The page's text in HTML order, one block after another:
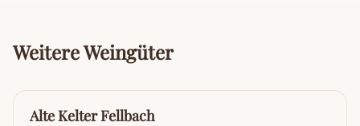
WeitereWeingüter
🏰
Weingut
Alte Kelter Fellbach